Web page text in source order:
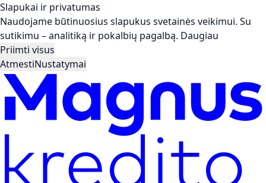
Slapukai ir privatumas
Naudojame būtinuosius slapukus svetainės veikimui. Su
sutikimu – analitiką ir pokalbių pagalbą. Daugiau
Priimti visus
AtmestiNustatymai